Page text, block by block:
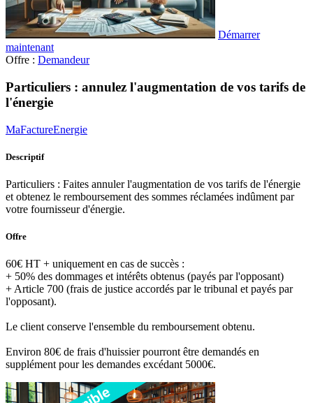
Démarrer
maintenant
Offre : Demandeur
Particuliers : annulez l'augmentation de vos tarifs de
l'énergie
MaFactureEnergie
Descriptif
Particuliers : Faites annuler l'augmentation de vos tarifs de l'énergie
et obtenez le remboursement des sommes réclamées indûment par
votre fournisseur d'énergie.
Offre
60€ HT + uniquement en cas de succès :
+ 50% des dommages et intérêts obtenus (payés par l'opposant)
+ Article 700 (frais de justice accordés par le tribunal et payés par
l'opposant).
Le client conserve l'ensemble du remboursement obtenu.
Environ 80€ de frais d'huissier pourront être demandés en
supplément pour les demandes excédant 5000€.